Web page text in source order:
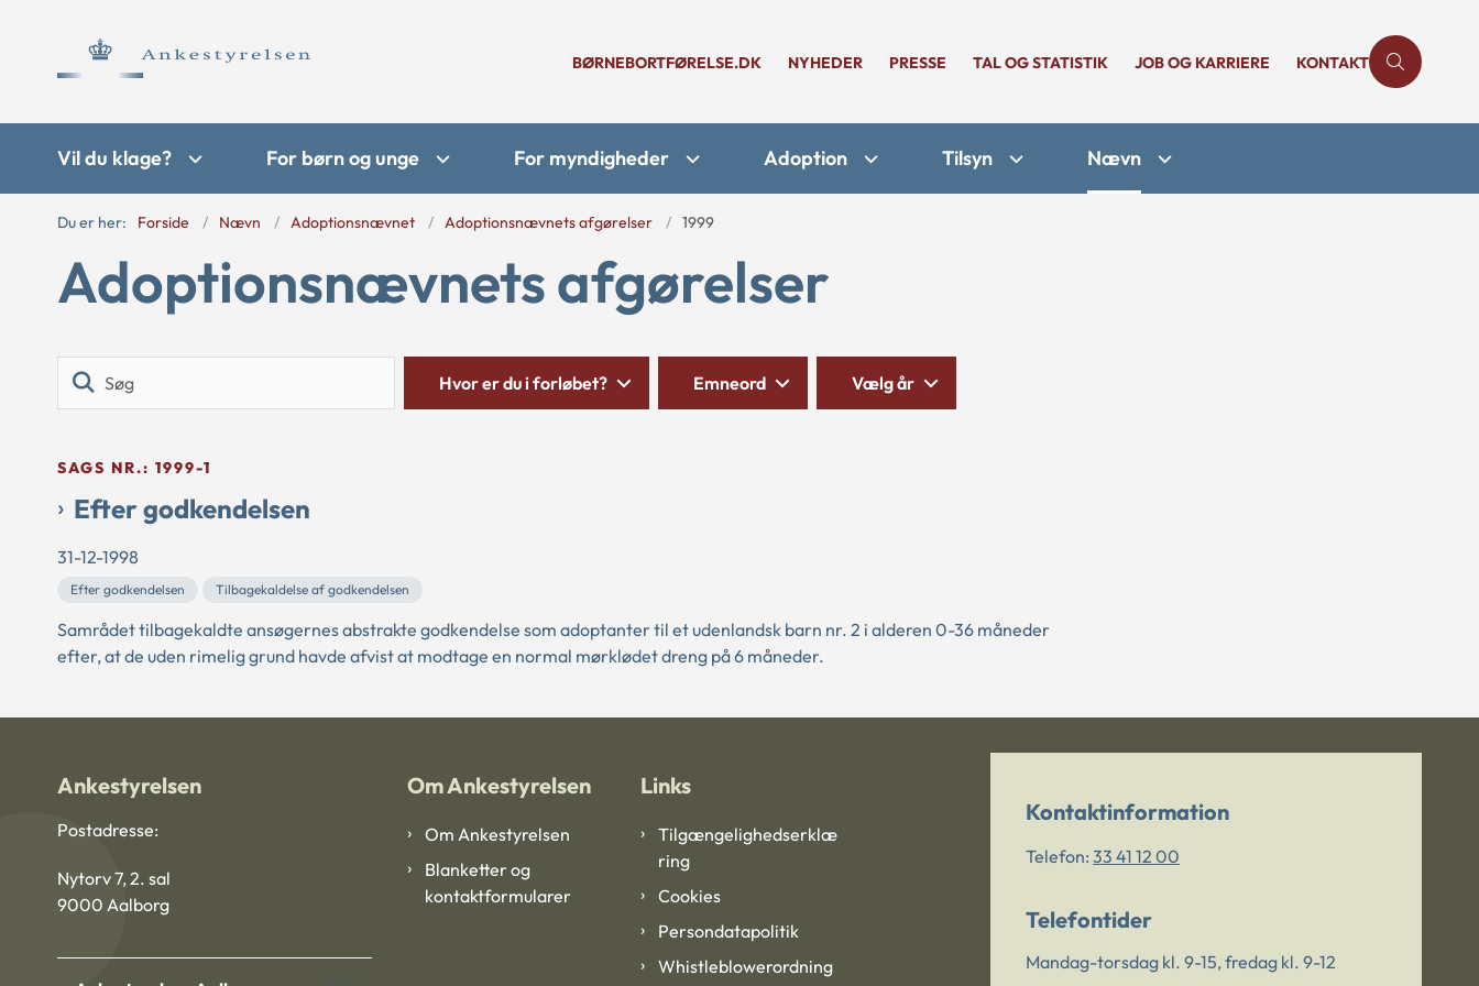
BØRNEBORTFØRELSE.DK NYHEDER PRESSE TAL OG STATISTIK JOB OG KARRIERE KONTAKT
Vil du klage? For børn og unge For myndigheder Adoption Tilsyn Nævn
Du er her: Forside Nævn Adoptionsnævnet Adoptionsnævnets afgørelser 1999
Adoptionsnævnets afgørelser
Hvor er du i forløbet? Emneord Vælg år
SAGS NR.: 1999-1
Efter godkendelsen
31-12-1998
Efter godkendelsen Tilbagekaldelse af godkendelsen
Samrådet tilbagekaldte ansøgernes abstrakte godkendelse som adoptanter til et udenlandsk barn nr. 2 i alderen 0-36 måneder
efter, at de uden rimelig grund havde afvist at modtage en normal mørklødet dreng på 6 måneder.
Ankestyrelsen
Postadresse:
Nytorv 7, 2. sal
9000 Aalborg
Om Ankestyrelsen
Om Ankestyrelsen
Blanketter og
kontaktformularer
Links
Tilgængelighedserklæ
ring
Cookies
Persondatapolitik
Whistleblowerordning
Kontaktinformation
Telefon: 33 41 12 00
Telefontider
Mandag-torsdag kl. 9-15, fredag kl. 9-12